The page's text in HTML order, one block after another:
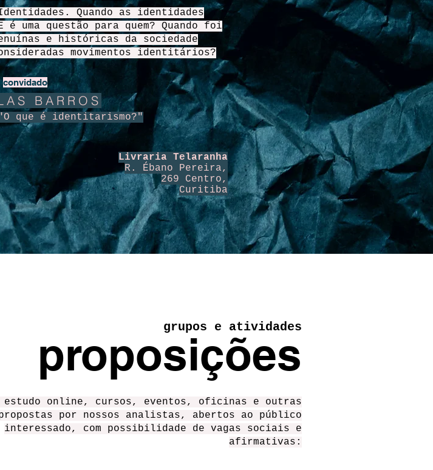
Quando as identidades
é uma questão para quem? Quando foi
e históricas da sociedade
movimentos identitários?
convidado
BARROS
que é identitarismo?"
Livraria Telaranha
R. Ébano Pereira,
269 Centro,
Curitiba
proposições
grupos e atividades
estudo online, cursos, eventos, oficinas e outras
por nossos analistas, abertos ao público
interessado, com possibilidade de vagas sociais e
afirmativas: